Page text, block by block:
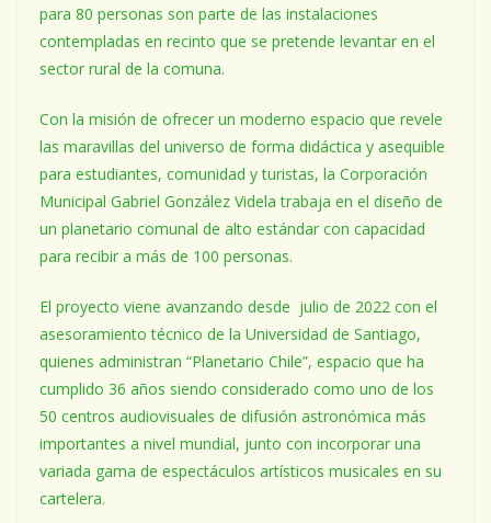
para 80 personas son parte de las instalaciones
contempladas en recinto que se pretende levantar en el
sector rural de la comuna.
Con la misión de ofrecer un moderno espacio que revele
las maravillas del universo de forma didáctica y asequible
para estudiantes, comunidad y turistas, la Corporación
Municipal Gabriel González Videla trabaja en el diseño de
un planetario comunal de alto estándar con capacidad
para recibir a más de 100 personas.
El proyecto viene avanzando desde julio de 2022 con el
asesoramiento técnico de la Universidad de Santiago,
quienes administran “Planetario Chile”, espacio que ha
cumplido 36 años siendo considerado como uno de los
50 centros audiovisuales de difusión astronómica más
importantes a nivel mundial, junto con incorporar una
variada gama de espectáculos artísticos musicales en su
cartelera.